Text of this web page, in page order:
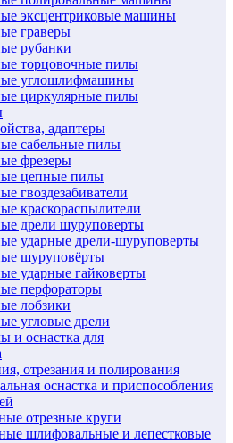
эксцентриковые машины
граверы
рубанки
торцовочные пилы
углошлифмашины
циркулярные пилы
адаптеры
сабельные пилы
фрезеры
цепные пилы
гвоздезабиватели
краскораспылители
дрели шуруповерты
ударные дрели-шуруповерты
шуруповёрты
ударные гайковерты
перфораторы
лобзики
угловые дрели
и оснастка для
отрезания и полирования
оснастка и приспособления
отрезные круги
шлифовальные и лепестковые